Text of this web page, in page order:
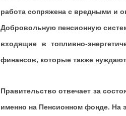
работа сопряжена с вредными и
Добровольную пенсионную
входящие в топливно-
финансов, которые также
Правительство отвечает за
именно на Пенсионном фонде. На